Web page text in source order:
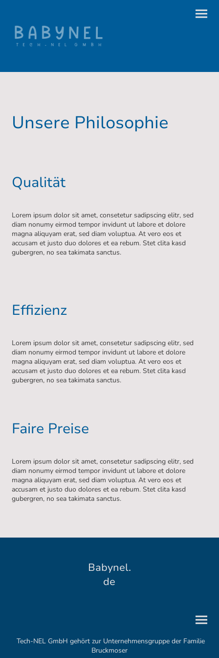
Unsere Philosophie
Qualität
Lorem ipsum dolor sit amet, consetetur sadipscing elitr, sed
diam nonumy eirmod tempor invidunt ut labore et dolore
magna aliquyam erat, sed diam voluptua. At vero eos et
accusam et justo duo dolores et ea rebum. Stet clita kasd
gubergren, no sea takimata sanctus.
Effizienz
Lorem ipsum dolor sit amet, consetetur sadipscing elitr, sed
diam nonumy eirmod tempor invidunt ut labore et dolore
magna aliquyam erat, sed diam voluptua. At vero eos et
accusam et justo duo dolores et ea rebum. Stet clita kasd
gubergren, no sea takimata sanctus.
Faire Preise
Lorem ipsum dolor sit amet, consetetur sadipscing elitr, sed
diam nonumy eirmod tempor invidunt ut labore et dolore
magna aliquyam erat, sed diam voluptua. At vero eos et
accusam et justo duo dolores et ea rebum. Stet clita kasd
gubergren, no sea takimata sanctus.
Babynel.
de
Tech-NEL GmbH gehört zur Unternehmensgruppe der Familie
Bruckmoser